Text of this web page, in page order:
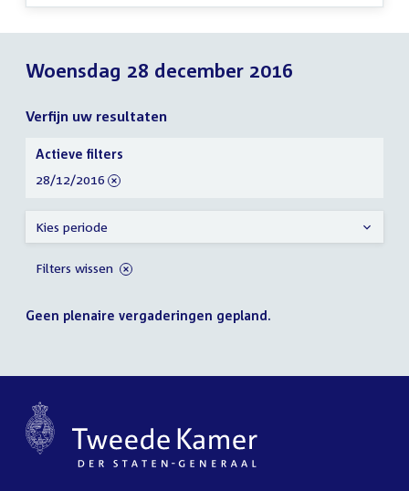
Woensdag 28 december 2016
Verfijn uw resultaten
Geen plenaire vergaderingen gepland.
Verfijn
uw
resultaten
Actieve filters
verwijder
28/12/2016
Kies periode
Filters wissen